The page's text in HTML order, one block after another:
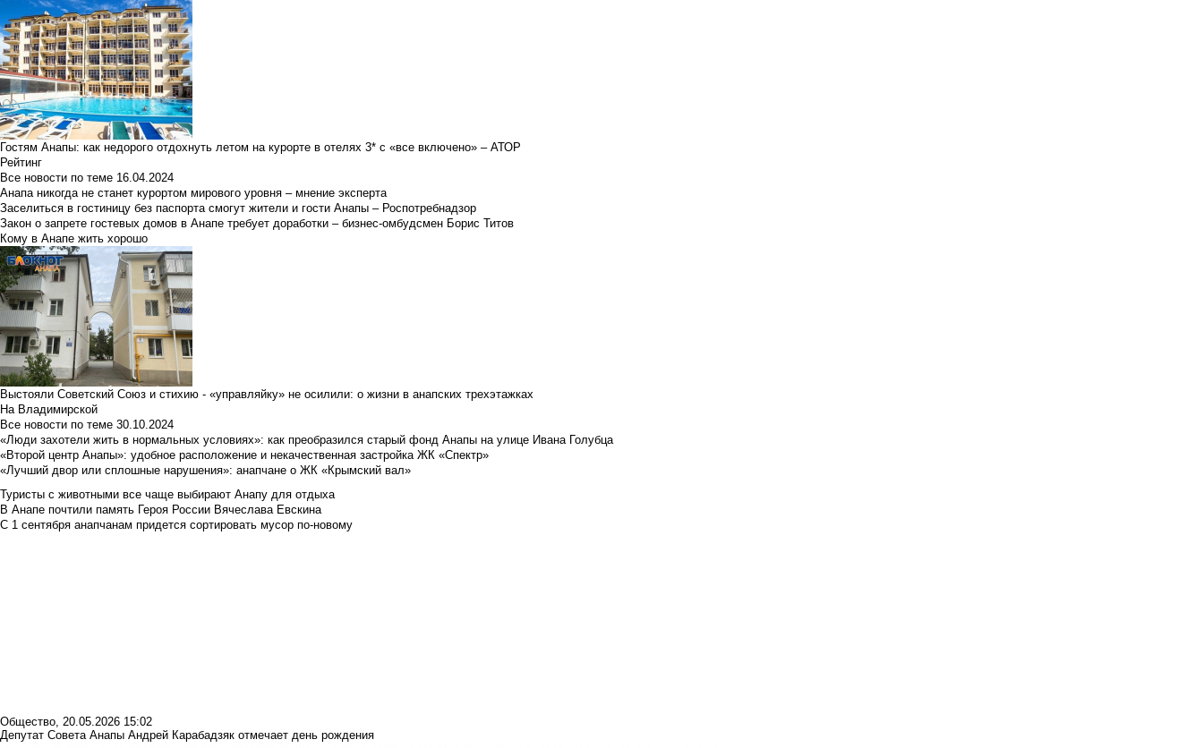
Гостям Анапы: как недорого отдохнуть летом на курорте в отелях 3* с «все включено» – АТОР
Рейтинг
Все новости по теме 16.04.2024
Анапа никогда не станет курортом мирового уровня – мнение эксперта
Заселиться в гостиницу без паспорта смогут жители и гости Анапы – Роспотребнадзор
Закон о запрете гостевых домов в Анапе требует доработки – бизнес-омбудсмен Борис Титов
Кому в Анапе жить хорошо
Выстояли Советский Союз и стихию - «управляйку» не осилили: о жизни в анапских трехэтажках
На Владимирской
Все новости по теме 30.10.2024
«Люди захотели жить в нормальных условиях»: как преобразился старый фонд Анапы на улице Ивана Голубца
«Второй центр Анапы»: удобное расположение и некачественная застройка ЖК «Спектр»
«Лучший двор или сплошные нарушения»: анапчане о ЖК «Крымский вал»
Туристы с животными все чаще выбирают Анапу для отдыха
В Анапе почтили память Героя России Вячеслава Евскина
С 1 сентября анапчанам придется сортировать мусор по-новому
Общество, 20.05.2026 15:02
Депутат Совета Анапы Андрей Карабадзяк отмечает день рождения